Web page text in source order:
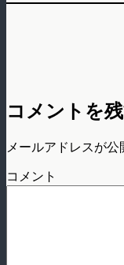
コメントを
メールアドレスが公
コメント